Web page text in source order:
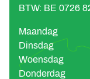
BTW: BE 0726
Maandag
Dinsdag
Woensdag
Donderdag